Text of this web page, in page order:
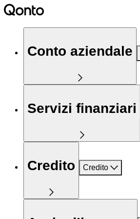
Conto aziendale
Servizi finanziari
Credito Credito